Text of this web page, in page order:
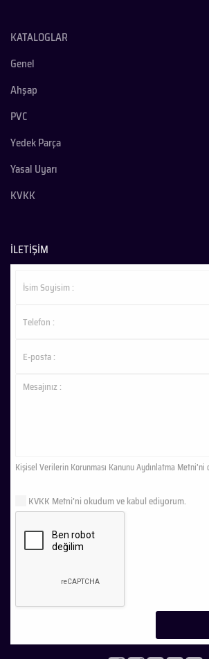
KATALOGLAR
Genel
Ahşap
PVC
Yedek Parça
Yasal Uyarı
KVKK
İLETİŞİM
Kişisel Verilerin Korunması Kanunu Aydınlatma
KVKK Metni’ni okudum ve kabul ediyorum.